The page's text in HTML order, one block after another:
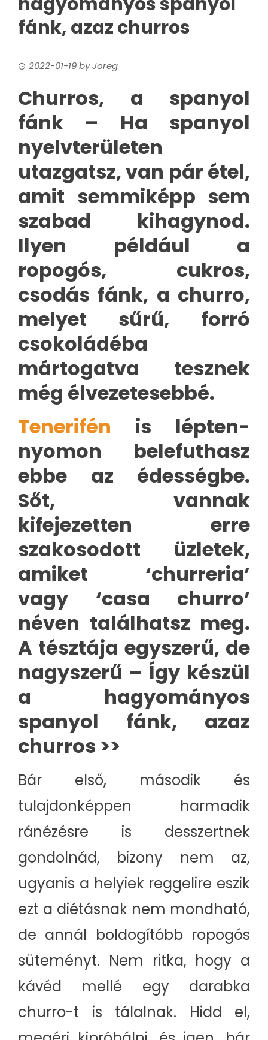
fánk, azaz churros
2022-01-19byJoreg
Churros, a spanyol
fánk – Ha spanyol
nyelvterületen
utazgatsz, van pár étel,
amit semmiképp sem
szabad kihagynod.
Ilyen például a
ropogós, cukros,
csodás fánk, a churro,
melyet sűrű, forró
csokoládéba
mártogatva tesznek
még élvezetesebbé.
Tenerifén is lépten-
nyomon belefuthasz
ebbe az édességbe.
Sőt, vannak
kifejezetten erre
szakosodott üzletek,
amiket ‘churreria’
vagy ‘casa churro’
néven találhatsz meg.
A tésztája egyszerű, de
nagyszerű – Így készül
a hagyományos
spanyol fánk, azaz
churros >>
Bár első, második és
tulajdonképpen harmadik
ránézésre is desszertnek
gondolnád, bizony nem az,
ugyanis a helyiek reggelire eszik
ezt a diétásnak nem mondható,
de annál boldogítóbb ropogós
süteményt. Nem ritka, hogy a
kávéd mellé egy darabka
churro-t is tálalnak. Hidd el,